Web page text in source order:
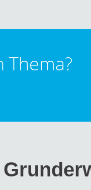
Thema?